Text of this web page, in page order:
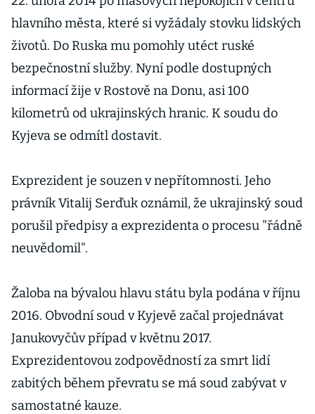
hlavního města, které si vyžádaly stovku lidských
životů. Do Ruska mu pomohly utéct ruské
bezpečnostní služby. Nyní podle dostupných
informací žije v Rostově na Donu, asi 100
kilometrů od ukrajinských hranic. K soudu do
Kyjeva se odmítl dostavit.
Exprezident je souzen v nepřítomnosti. Jeho
právník Vitalij Serďuk oznámil, že ukrajinský soud
porušil předpisy a exprezidenta o procesu "řádně
neuvědomil".
Žaloba na bývalou hlavu státu byla podána v říjnu
2016. Obvodní soud v Kyjevě začal projednávat
Janukovyčův případ v květnu 2017.
Exprezidentovou zodpovědností za smrt lidí
zabitých během převratu se má soud zabývat v
samostatné kauze.